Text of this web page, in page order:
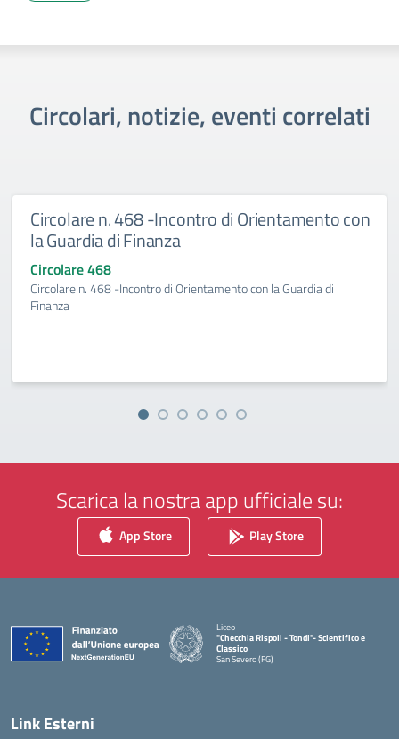
Circolari, notizie, eventi correlati
Circolare n. 468 -Incontro di Orientamento con
la Guardia di Finanza
Circolare 468
Circolare n. 468 -Incontro di Orientamento con la Guardia di
Finanza
Scarica la nostra app ufficiale su:
App Store Play Store
Liceo
"Checchia Rispoli - Tondi"- Scientifico e
Classico
San Severo (FG)
Link Esterni